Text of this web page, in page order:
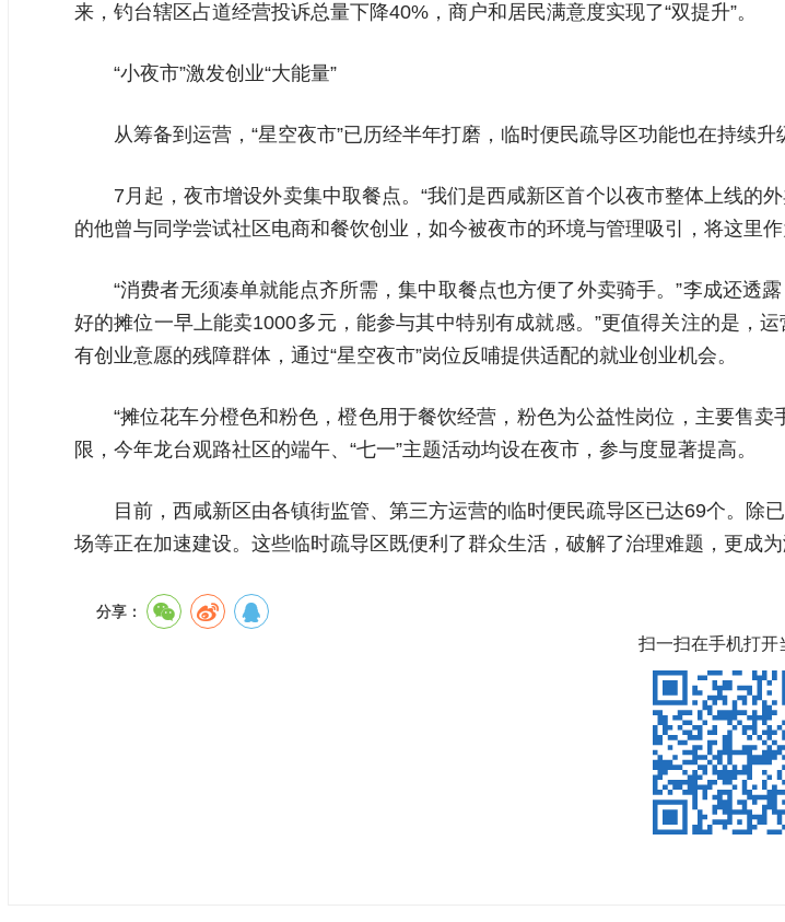
来，钓台辖区占道经营投诉总量下降40%，商户和居民满意度实现了“双提升”。
“小夜市”激发创业“大能量”
从筹备到运营，“星空夜市”已历经半年打磨，临时便民疏导区功能也在持续升
7月起，夜市增设外卖集中取餐点。“我们是西咸新区首个以夜市整体上线的
的他曾与同学尝试社区电商和餐饮创业，如今被夜市的环境与管理吸引，将这里作
“消费者无须凑单就能点齐所需，集中取餐点也方便了外卖骑手。”李成还透
好的摊位一早上能卖1000多元，能参与其中特别有成就感。”更值得关注的是，
有创业意愿的残障群体，通过“星空夜市”岗位反哺提供适配的就业创业机会。
“摊位花车分橙色和粉色，橙色用于餐饮经营，粉色为公益性岗位，主要售
限，今年龙台观路社区的端午、“七一”主题活动均设在夜市，参与度显著提高。
目前，西咸新区由各镇街监管、第三方运营的临时便民疏导区已达69个。除
场等正在加速建设。这些临时疏导区既便利了群众生活，破解了治理难题，更成为
分享：
扫一扫在手机打开